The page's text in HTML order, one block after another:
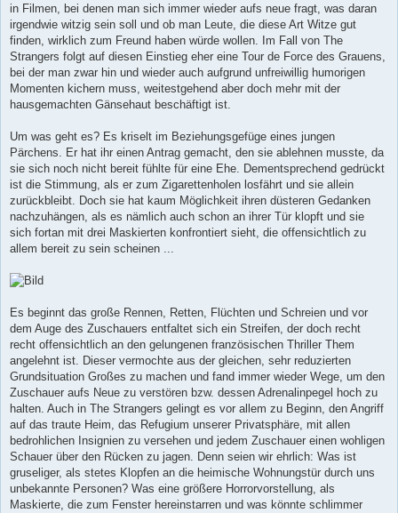
a
g
in Filmen, bei denen man sich immer wieder aufs neue fragt, was daran
irgendwie witzig sein soll und ob man Leute, die diese Art Witze gut
finden, wirklich zum Freund haben würde wollen. Im Fall von The
Strangers folgt auf diesen Einstieg eher eine Tour de Force des Grauens,
bei der man zwar hin und wieder auch aufgrund unfreiwillig humorigen
Momenten kichern muss, weitestgehend aber doch mehr mit der
hausgemachten Gänsehaut beschäftigt ist.
Um was geht es? Es kriselt im Beziehungsgefüge eines jungen
Pärchens. Er hat ihr einen Antrag gemacht, den sie ablehnen musste, da
sie sich noch nicht bereit fühlte für eine Ehe. Dementsprechend gedrückt
ist die Stimmung, als er zum Zigarettenholen losfährt und sie allein
zurückbleibt. Doch sie hat kaum Möglichkeit ihren düsteren Gedanken
nachzuhängen, als es nämlich auch schon an ihrer Tür klopft und sie
sich fortan mit drei Maskierten konfrontiert sieht, die offensichtlich zu
allem bereit zu sein scheinen ...
Es beginnt das große Rennen, Retten, Flüchten und Schreien und vor
dem Auge des Zuschauers entfaltet sich ein Streifen, der doch recht
recht offensichtlich an den gelungenen französischen Thriller Them
angelehnt ist. Dieser vermochte aus der gleichen, sehr reduzierten
Grundsituation Großes zu machen und fand immer wieder Wege, um den
Zuschauer aufs Neue zu verstören bzw. dessen Adrenalinpegel hoch zu
halten. Auch in The Strangers gelingt es vor allem zu Beginn, den Angriff
auf das traute Heim, das Refugium unserer Privatsphäre, mit allen
bedrohlichen Insignien zu versehen und jedem Zuschauer einen wohligen
Schauer über den Rücken zu jagen. Denn seien wir ehrlich: Was ist
gruseliger, als stetes Klopfen an die heimische Wohnungstür durch uns
unbekannte Personen? Was eine größere Horrorvorstellung, als
Maskierte, die zum Fenster hereinstarren und was könnte schlimmer